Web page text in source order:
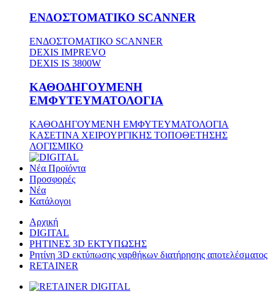
ΕΝΔΟΣΤΟΜΑΤΙΚΟ SCANNER
ΕΝΔΟΣΤΟΜΑΤΙΚΟ SCANNER
DEXIS IMPREVO
DEXIS IS 3800W
ΚΑΘΟΔΗΓΟΥΜΕΝΗ
ΕΜΦΥΤΕΥΜΑΤΟΛΟΓΙΑ
ΚΑΘΟΔΗΓΟΥΜΕΝΗ ΕΜΦΥΤΕΥΜΑΤΟΛΟΓΙΑ
ΚΑΣΕΤΙΝΑ ΧΕΙΡΟΥΡΓΙΚΗΣ ΤΟΠΟΘΕΤΗΣΗΣ
ΛΟΓΙΣΜΙΚΟ
Νέα Προϊόντα
Προσφορές
Νέα
Κατάλογοι
Αρχική
DIGITAL
ΡΗΤΙΝΕΣ 3D ΕΚΤΥΠΩΣΗΣ
Ρητίνη 3D εκτύπωσης ναρθήκων διατήρησης αποτελέσματος
RETAINER